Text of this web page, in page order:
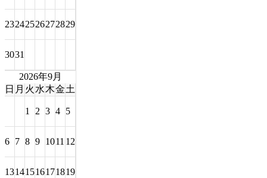
23242526272829
3031
2026年9月
日 月 火 水木金土
1 2 3 4 5
6 7 8 9 1011 12
13141516171819